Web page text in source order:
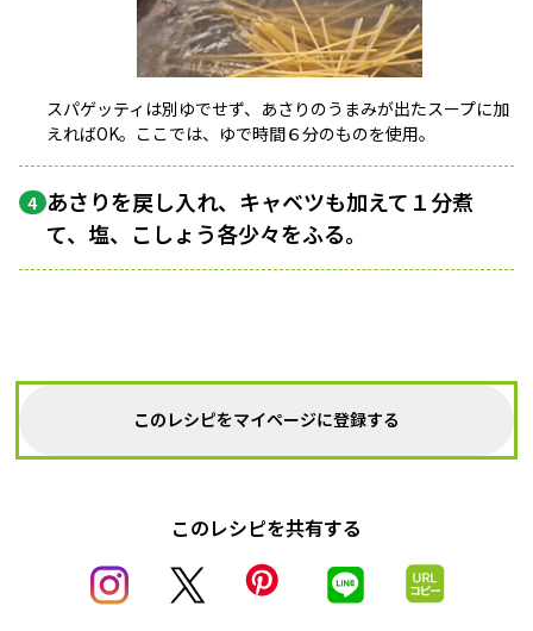
スパゲッティは別ゆでせず、あさりのうまみが出たスープに加
えればOK。ここでは、ゆで時間６分のものを使用。
4 あさりを戻し入れ、キャベツも加えて１分煮
て、塩、こしょう各少々をふる。
このレシピをマイページに登録する
このレシピを共有する